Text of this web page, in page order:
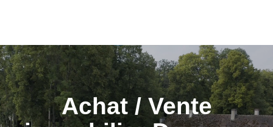
Achat / Vente